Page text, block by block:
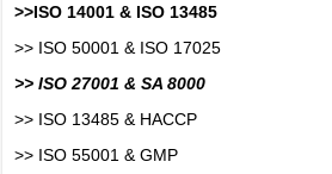
>>ISO 14001 & ISO 13485
>> ISO 50001 & ISO 17025
>> ISO 27001 & SA 8000
>> ISO 13485 & HACCP
>> ISO 55001 & GMP